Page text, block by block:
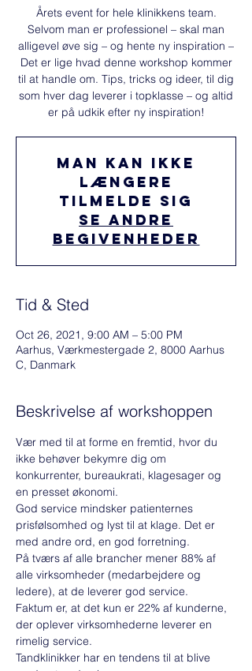
Årets event for hele klinikkens team.
Selvom man er professionel – skal man
alligevel øve sig – og hente ny inspiration –
Det er lige hvad denne workshop kommer
til at handle om. Tips, tricks og ideer, til dig
som hver dag leverer i topklasse – og altid
er på udkik efter ny inspiration!
Man kan ikke
længere
tilmelde sig
Se andre
begivenheder
Tid & Sted
Oct 26, 2021, 9:00 AM – 5:00 PM
Aarhus, Værkmestergade 2, 8000 Aarhus
C, Danmark
Beskrivelse af workshoppen
Vær med til at forme en fremtid, hvor du
ikke behøver bekymre dig om
konkurrenter, bureaukrati, klagesager og
en presset økonomi.
God service mindsker patienternes
prisfølsomhed og lyst til at klage. Det er
med andre ord, en god forretning.
På tværs af alle brancher mener 88% af
alle virksomheder (medarbejdere og
ledere), at de leverer god service.
Faktum er, at det kun er 22% af kunderne,
der oplever virksomhederne leverer en
rimelig service.
Tandklinikker har en tendens til at blive